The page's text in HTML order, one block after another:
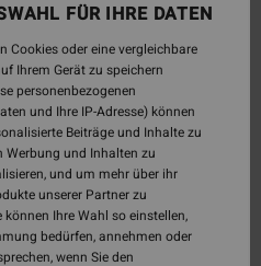
FÜR IHRE DATEN
Cookies oder eine vergleichbare
Ihrem Gerät zu speichern
personenbezogenen
und Ihre IP-Adresse) können
Beiträge und Inhalte zu
Werbung und Inhalten zu
und um mehr über ihr
unserer Partner zu
Ihre Wahl so einstellen,
bedürfen, annehmen oder
wenn Sie den